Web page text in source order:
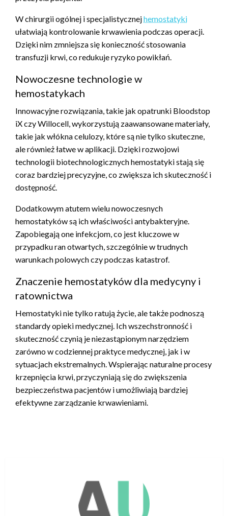
W chirurgii ogólnej i specjalistycznejhemostatyki
ułatwiają kontrolowanie krwawienia podczas operacji.
Dzięki nim zmniejsza się konieczność stosowania
transfuzji krwi, co redukuje ryzyko powikłań.
Nowoczesne technologie w
hemostatykach
Innowacyjne rozwiązania, takie jak opatrunki Bloodstop
iX czy Willocell, wykorzystują zaawansowane materiały,
takie jak włókna celulozy, które są nie tylko skuteczne,
ale również łatwe w aplikacji. Dzięki rozwojowi
technologii biotechnologicznych hemostatyki stają się
coraz bardziej precyzyjne, co zwiększa ich skuteczność i
dostępność.
Dodatkowym atutem wielu nowoczesnych
hemostatyków są ich właściwości antybakteryjne.
Zapobiegają one infekcjom, co jest kluczowe w
przypadku ran otwartych, szczególnie w trudnych
warunkach polowych czy podczas katastrof.
Znaczenie hemostatyków dla medycyny i
ratownictwa
Hemostatyki nie tylko ratują życie, ale także podnoszą
standardy opieki medycznej. Ich wszechstronność i
skuteczność czynią je niezastąpionym narzędziem
zarówno w codziennej praktyce medycznej, jak i w
sytuacjach ekstremalnych. Wspierając naturalne procesy
krzepnięcia krwi, przyczyniają się do zwiększenia
bezpieczeństwa pacjentów i umożliwiają bardziej
efektywne zarządzanie krwawieniami.